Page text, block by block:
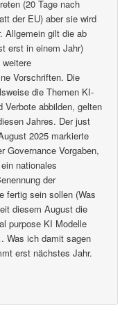
(20 Tage nach
der EU) aber sie wird
Allgemein gilt die ab
erst in einem Jahr)
Vorschriften. Die
die Themen KI-
Verbote abbilden, gelten
Jahres. Der just
2025 markierte
Governance Vorgaben,
nationales
der
fertig sein sollen (Was
diesem August die
purpose KI Modelle
Was ich damit sagen
erst nächstes Jahr.